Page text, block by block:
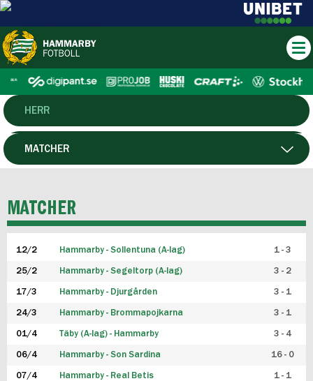
HERR
DAM
P19
F19
FUTSAL HERR
FUTSAL DAM
MATCHER
MATCHER
12/2 Hammarby - Sollentuna (A-lag) 1 - 3
25/2 Hammarby - Segeltorp (A-lag) 3 - 2
17/3 Hammarby - Djurgården 3 - 1
24/3 Hammarby - Brommapojkarna 3 - 1
01/4 Täby (A-lag) - Hammarby 3 - 4
06/4 Hammarby - Son Sardina 16 - 0
07/4 Hammarby - Real Betis 1 - 1